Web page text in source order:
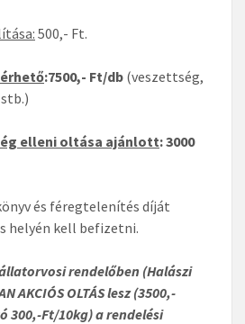
500,- Ft.
:7500,- Ft/db (veszettség,
elleni oltása ajánlott: 3000
és féregtelenítés díját
helyén kell befizetni.
rendelőben (Halászi
AKCIÓS OLTÁS lesz (3500,-
300,-Ft/10kg) a rendelési